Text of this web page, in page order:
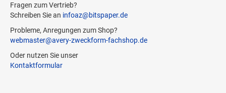
Fragen zum Vertrieb?
Schreiben Sie an infoaz@bitspaper.de
Probleme, Anregungen zum Shop?
webmaster@avery-zweckform-fachshop.de
Oder nutzen Sie unser
Kontaktformular